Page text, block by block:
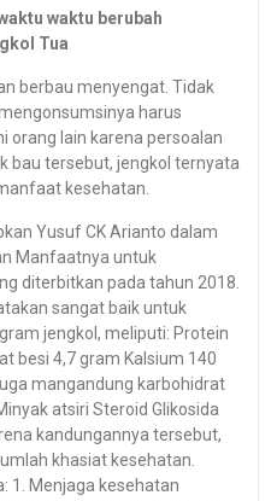
waktu berubah
Tua
berbau menyengat. Tidak
harus
orang lain karena persoalan
bau tersebut, jengkol ternyata
kesehatan.
Yusuf CK Arianto dalam
Manfaatnya untuk
diterbitkan pada tahun 2018.
sangat baik untuk
jengkol, meliputi: Protein
besi 4,7 gram Kalsium 140
mangandung karbohidrat
atsiri Steroid Glikosida
kandungannya tersebut,
khasiat kesehatan.
1. Menjaga kesehatan